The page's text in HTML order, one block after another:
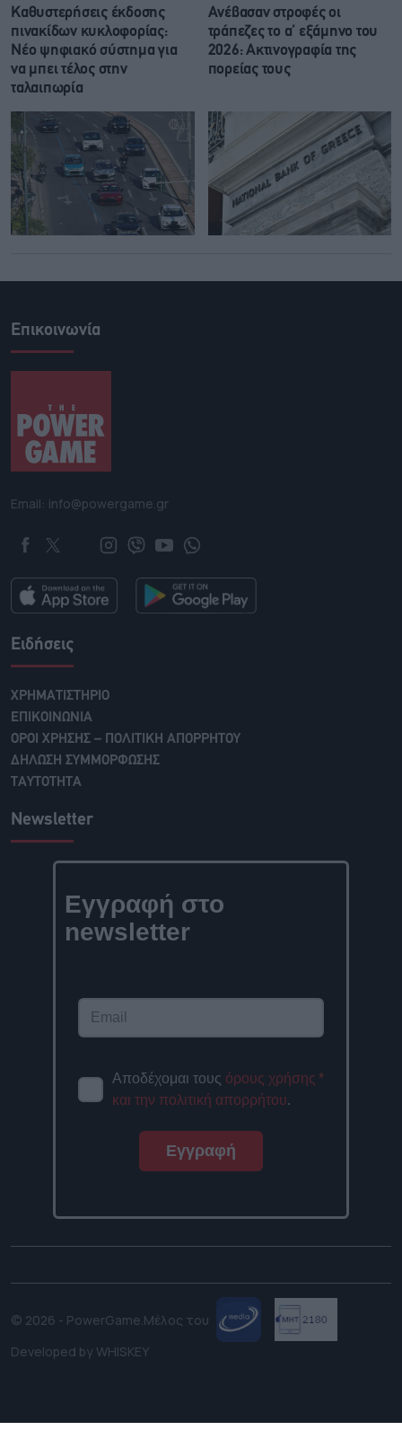
Καθυστερήσεις έκδοσης
πινακίδων κυκλοφορίας:
Νέο ψηφιακό σύστημα για
να μπει τέλος στην
ταλαιπωρία
Ανέβασαν στροφές οι
τράπεζες το α’ εξάμηνο του
2026: Ακτινογραφία της
πορείας τους
Επικοινωνία
Email: info@powergame.gr
Ειδήσεις
ΧΡΗΜΑΤΙΣΤΗΡΙΟ
ΕΠΙΚΟΙΝΩΝΙΑ
ΟΡΟΙ ΧΡΗΣΗΣ – ΠΟΛΙΤΙΚΗ ΑΠΟΡΡΗΤΟΥ
ΔΗΛΩΣΗ ΣΥΜΜΟΡΦΩΣΗΣ
ΤΑΥΤΟΤΗΤΑ
Newsletter
Εγγραφή στο
newsletter
Αποδέχομαι τους όρους χρήσης
και την πολιτική απορρήτου.
*
Εγγραφή
© 2026 - PowerGame. Μέλος του
Developed by WHISKEY